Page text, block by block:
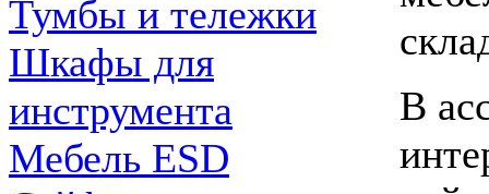
Тумбы и тележки
Шкафы для
инструмента
Мебель ESD
В